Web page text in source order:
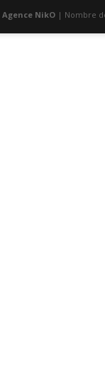
Agence NikO| Nombre